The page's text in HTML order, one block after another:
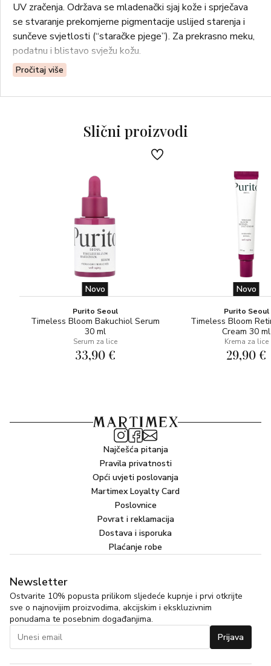
UV zračenja. Održava se mladenački sjaj kože i sprječava
se stvaranje prekomjerne pigmentacije uslijed starenja i
sunčeve svjetlosti (“staračke pjege”). Za prekrasno meku,
podatnu i blistavo svježu kožu.
Upotreba: Nanesite na savršeno očišćeno lice i vrat.
Za normalnu kožu.
Pročitaj više
Slični proizvodi
Novo
Purito Seoul
Timeless Bloom Bakuchiol Serum
30 ml
Serum za lice
33,90 €
Novo
Purito Seoul
Timeless Bloom
Cream 30 ml
Krema za lice
29,90 €
Najčešća pitanja
Pravila privatnosti
Opći uvjeti poslovanja
Martimex Loyalty Card
Poslovnice
Povrat i reklamacija
Dostava i isporuka
Plaćanje robe
Newsletter
Ostvarite 10% popusta prilikom sljedeće kupnje i prvi otkrijte
sve o najnovijim proizvodima, akcijskim i ekskluzivnim
ponudama te posebnim događanjima.
Prijava